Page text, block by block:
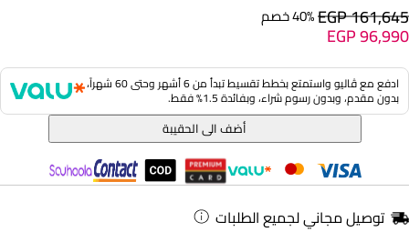
EGP 161,64540% خصم
EGP 96,990
ادفع مع ڤاليو واستمتع بخطط تقسيط تبدأ من 6 أشهر وحتى 60 شهراً،
بدون مقدم، وبدون رسوم شراء، وبفائدة 1.5% فقط.
أضف الى الحقيبة
توصيل مجاني لجميع الطلبات